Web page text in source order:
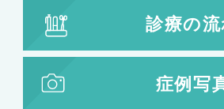
診療の
症例写